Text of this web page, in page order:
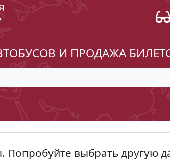
И ПРОДАЖА
Попробуйте выбрать другую